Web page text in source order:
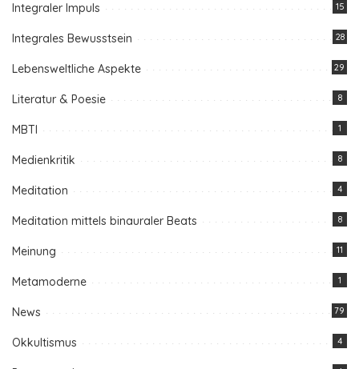
Integraler Impuls 15
Integrales Bewusstsein 28
Lebensweltliche Aspekte 29
Literatur & Poesie 8
MBTI 1
Medienkritik 8
Meditation 4
Meditation mittels binauraler Beats 8
Meinung 11
Metamoderne 1
News 79
Okkultismus 4